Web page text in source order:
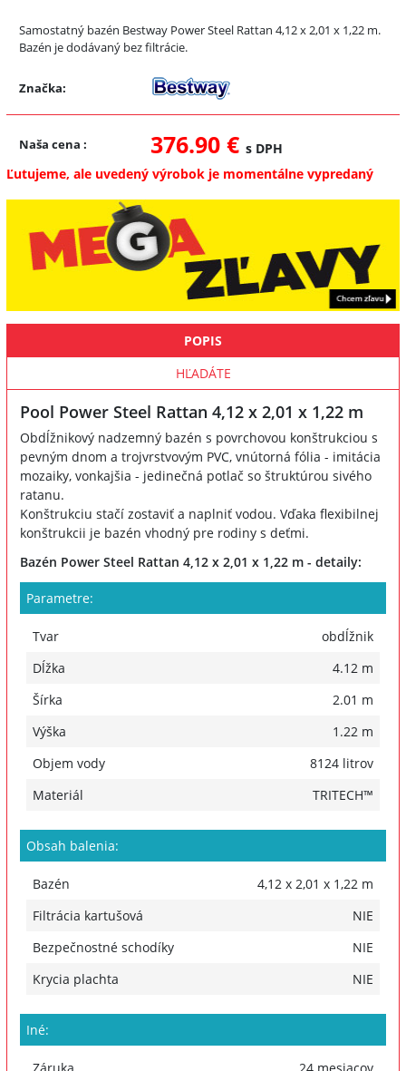
Samostatný bazén Bestway Power Steel Rattan 4,12 x 2,01 x 1,22 m.
Bazén je dodávaný bez filtrácie.
Značka:
Naša cena : 376.90 € s DPH
Ľutujeme, ale uvedený výrobok je momentálne vypredaný
POPIS
HĽADÁTE
Pool Power Steel Rattan 4,12 x 2,01 x 1,22 m
Obdĺžnikový nadzemný bazén s povrchovou konštrukciou s
pevným dnom a trojvrstvovým PVC, vnútorná fólia - imitácia
mozaiky, vonkajšia - jedinečná potlač so štruktúrou sivého
ratanu.
Konštrukciu stačí zostaviť a naplniť vodou. Vďaka flexibilnej
konštrukcii je bazén vhodný pre rodiny s deťmi.
Bazén Power Steel Rattan 4,12 x 2,01 x 1,22 m - detaily:
Parametre:
Tvar
obdĺžnik
Dĺžka
4.12 m
Šírka
2.01 m
Výška
1.22 m
Objem vody
8124 litrov
Materiál
TRITECH™
Obsah balenia:
Bazén
4,12 x 2,01 x 1,22 m
Filtrácia kartušová
NIE
Bezpečnostné schodíky
NIE
Krycia plachta
NIE
Iné:
Záruka 24 mesiacov